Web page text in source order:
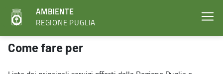
AMBIENTE
REGIONE PUGLIA
Come fare per - Ambiente
Come fare per